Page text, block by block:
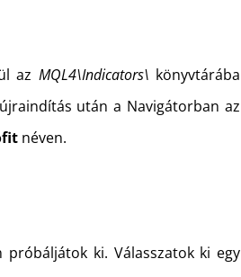
az MQL4\Indicators\ könyvtárába
után a Navigátorban az
néven.
ki. Válasszatok ki egy